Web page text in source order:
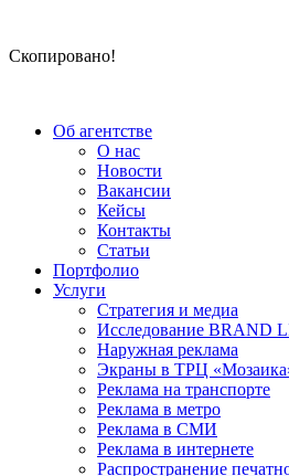
Скопировано!
Об агентстве
О нас
Новости
Вакансии
Кейсы
Контакты
Статьи
Портфолио
Услуги
Стратегия и медиа
Исследование BRAND
Наружная реклама
Экраны в ТРЦ
Реклама на транспорте
Реклама в метро
Реклама в СМИ
Реклама в интернете
Распространение